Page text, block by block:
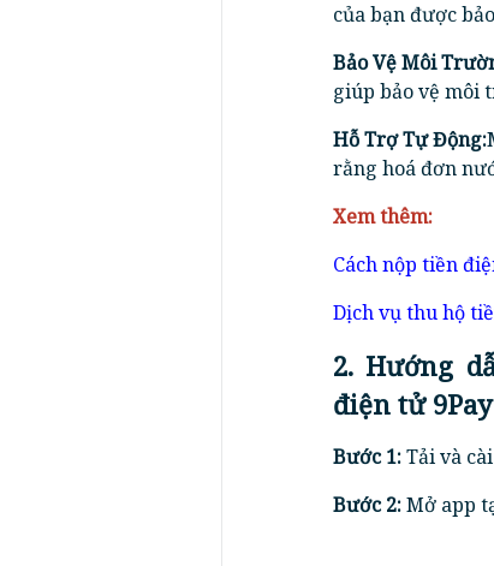
của bạn được
Bảo Vệ Môi
giúp bảo vệ môi
Hỗ Trợ Tự Động:
rằng hoá đơn
Xem thêm:
Cách nộp tiền
Dịch vụ thu hộ
2. Hướng
điện tử 9Pay
Bước 1:Tải và
Bước 2:Mở app